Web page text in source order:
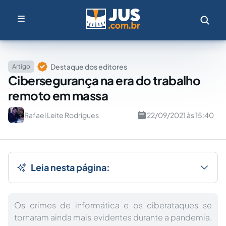
Artigo Destaque dos editores
Cibersegurança na era do trabalho
remoto em massa
Rafael Leite Rodrigues 22/09/2021 às 15:40
Leia nesta página:
Os crimes de informática e os ciberataques se
tornaram ainda mais evidentes durante a pandemia.